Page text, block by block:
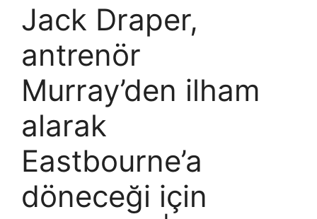
Jack Draper,
antrenör
Murray’den ilham
alarak
Eastbourne’a
döneceği için